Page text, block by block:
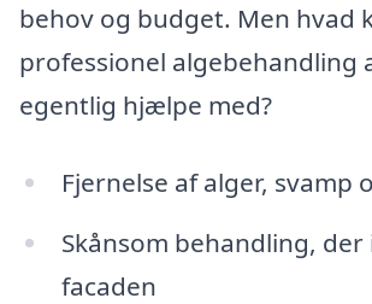
behov og budget. Men hvad
professionel algebehandling
egentlig hjælpe med?
Fjernelse af alger, svamp
Skånsom behandling, der
facaden